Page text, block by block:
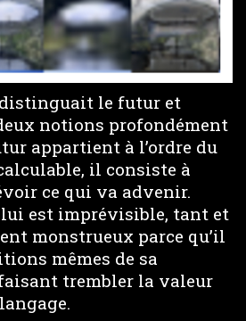
distinguait le futur et
notions profondément
appartient à l’ordre du
il consiste à
ce qui va advenir.
lui est imprévisible, tant et
monstrueux parce qu’il
mêmes de sa
trembler la valeur